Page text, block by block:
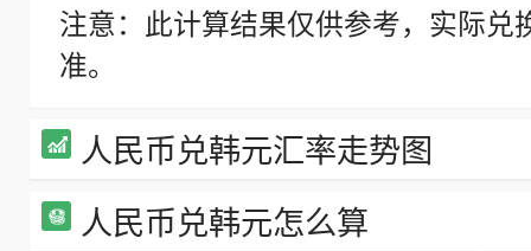
注意：此计算结果仅供参考，实际
准。
人民币兑韩元汇率走势图
人民币兑韩元怎么算